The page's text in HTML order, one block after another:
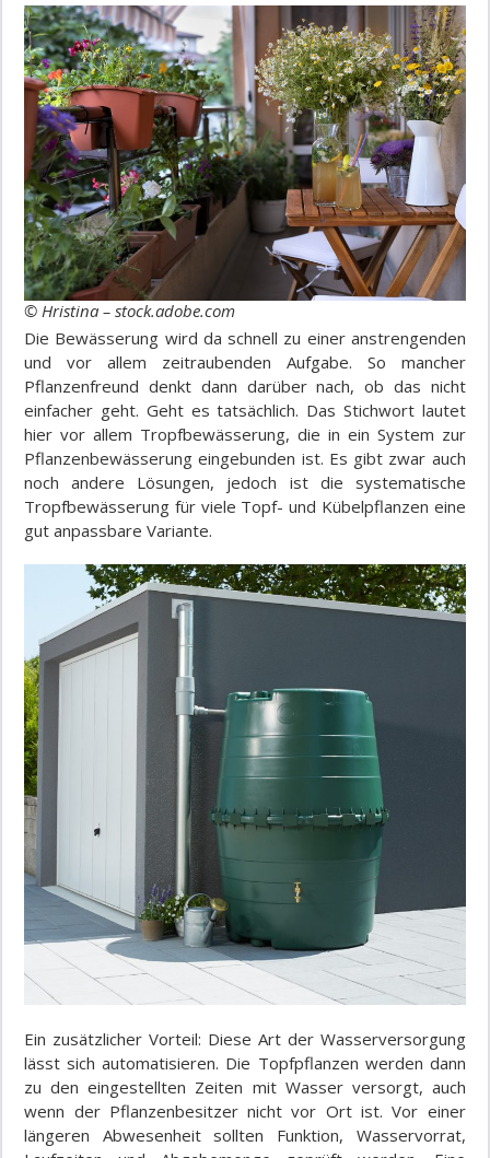
© Hristina – stock.adobe.com
Die Bewässerung wird da schnell zu einer anstrengenden
und vor allem zeitraubenden Aufgabe. So mancher
Pflanzenfreund denkt dann darüber nach, ob das nicht
einfacher geht. Geht es tatsächlich. Das Stichwort lautet
hier vor allem Tropfbewässerung, die in ein System zur
Pflanzenbewässerung eingebunden ist. Es gibt zwar auch
noch andere Lösungen, jedoch ist die systematische
Tropfbewässerung für viele Topf- und Kübelpflanzen eine
gut anpassbare Variante.
Ein zusätzlicher Vorteil: Diese Art der Wasserversorgung
lässt sich automatisieren. Die Topfpflanzen werden dann
zu den eingestellten Zeiten mit Wasser versorgt, auch
wenn der Pflanzenbesitzer nicht vor Ort ist. Vor einer
längeren Abwesenheit sollten Funktion, Wasservorrat,